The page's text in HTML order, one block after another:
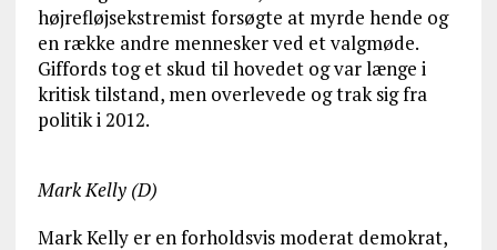
højrefløjsekstremist forsøgte at myrde hende og
en række andre mennesker ved et valgmøde.
Giffords tog et skud til hovedet og var længe i
kritisk tilstand, men overlevede og trak sig fra
politik i 2012.
Mark Kelly (D)
Mark Kelly er en forholdsvis moderat demokrat,